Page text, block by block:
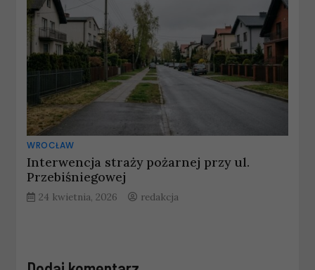
WROCŁAW
Interwencja straży pożarnej przy ul.
Przebiśniegowej
24 kwietnia, 2026 redakcja